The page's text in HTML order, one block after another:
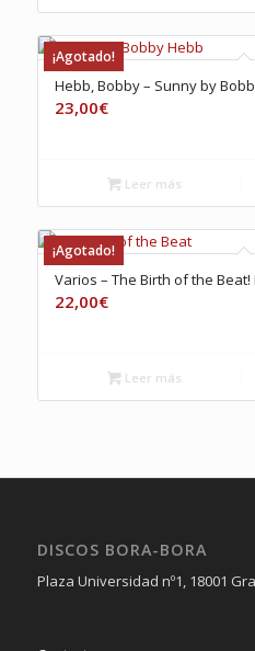
¡Agotado!
Hebb, Bobby – Sunny by
23,00€
Leer más
¡Agotado!
Varios – The Birth of the Beat!
22,00€
Leer más
DISCOS BORA-BORA
Plaza Universidad nº1, 18001